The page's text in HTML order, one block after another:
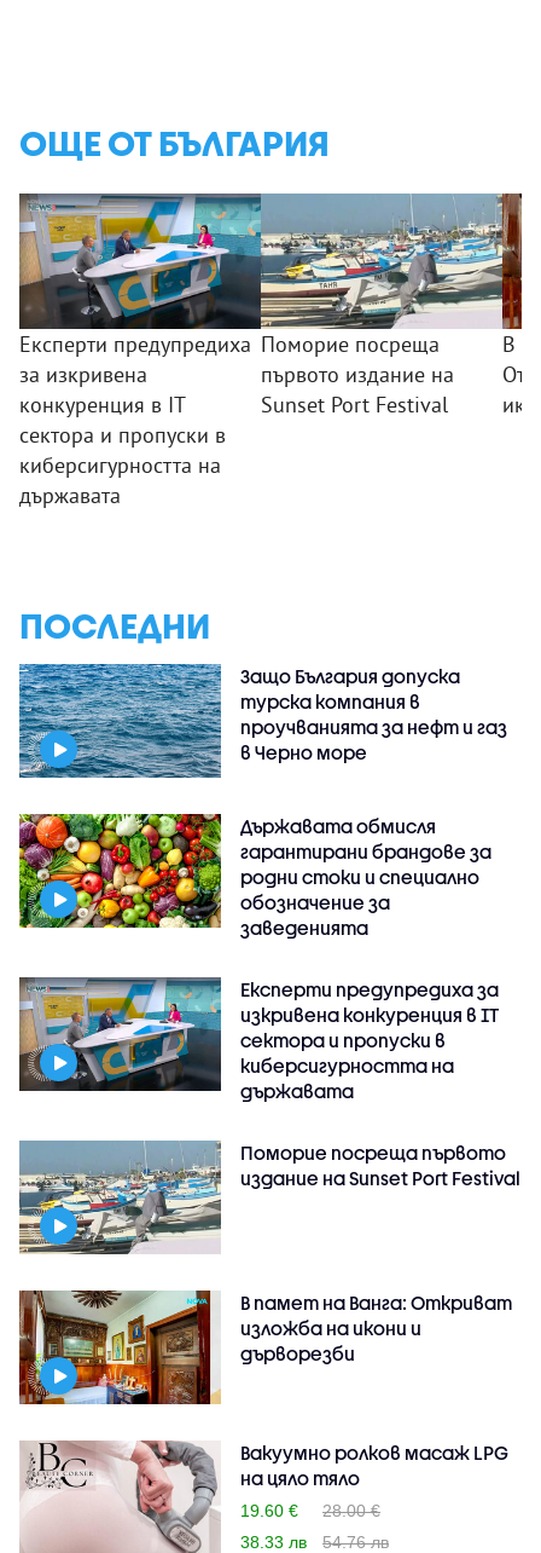
ОЩЕ ОТ БЪЛГАРИЯ
Експерти предупредиха
за изкривена
конкуренция в IT
сектора и пропуски в
киберсигурността на
държавата
Поморие посреща
първото издание на
Sunset Port Festival
В
ПОСЛЕДНИ
Защо България допуска
турска компания в
проучванията за нефт и газ
в Черно море
Държавата обмисля
гарантирани брандове за
родни стоки и специално
обозначение за
заведенията
Експерти предупредиха за
изкривена конкуренция в IT
сектора и пропуски в
киберсигурността на
държавата
Поморие посреща първото
издание на Sunset Port Festival
В памет на Ванга: Откриват
изложба на икони и
дърворезби
Вакуумно ролков масаж LPG
на цяло тяло
19.60 €
28.00 €
38.33 лв
54.76 лв